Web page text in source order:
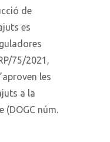
de
es
75/2021,
les
a la
(DOGC núm.